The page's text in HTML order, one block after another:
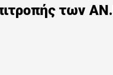
των